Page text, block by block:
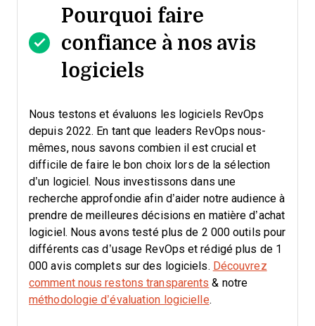
Pourquoi faire
confiance à nos avis
logiciels
Nous testons et évaluons les logiciels RevOps
depuis 2022. En tant que leaders RevOps nous-
mêmes, nous savons combien il est crucial et
difficile de faire le bon choix lors de la sélection
d’un logiciel. Nous investissons dans une
recherche approfondie afin d’aider notre audience à
prendre de meilleures décisions en matière d’achat
logiciel. Nous avons testé plus de 2 000 outils pour
différents cas d’usage RevOps et rédigé plus de 1
000 avis complets sur des logiciels. Découvrez
comment nous restons transparents & notre
méthodologie d’évaluation logicielle.